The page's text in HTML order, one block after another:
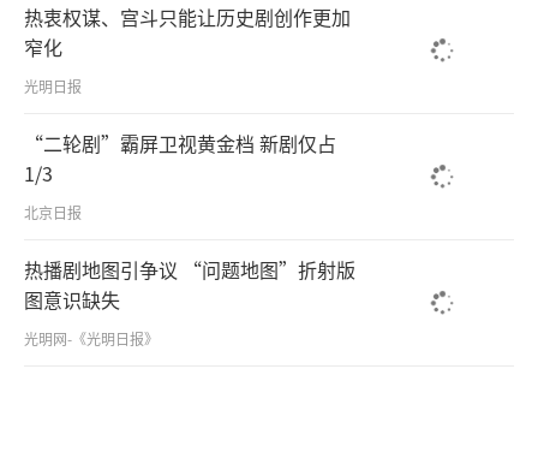
热衷权谋、宫斗只能让历史剧创作更加
窄化
光明日报
“二轮剧”霸屏卫视黄金档 新剧仅占
1/3
北京日报
热播剧地图引争议 “问题地图”折射版
图意识缺失
光明网-《光明日报》